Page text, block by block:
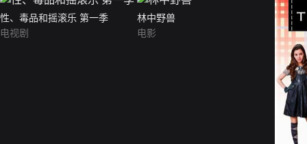
性、毒品和摇滚乐 第一季
电视剧
林中野兽
电影